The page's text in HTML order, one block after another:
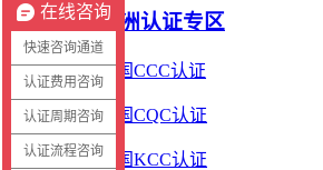
亚洲认证专区
中国CCC认证
中国CQC认证
韩国KCC认证
在线咨询
快速咨询通道
认证费用咨询
认证周期咨询
认证流程咨询